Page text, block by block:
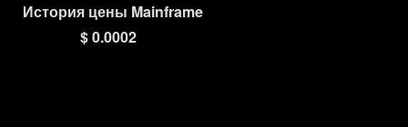
История цены Mainframe
$ 0.0002